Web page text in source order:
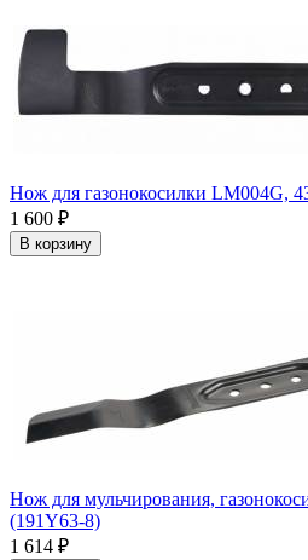
Нож для газонокосилки LM004G,
1 600 ₽
В корзину
Нож для мульчирования,
(191Y63-8)
1 614 ₽